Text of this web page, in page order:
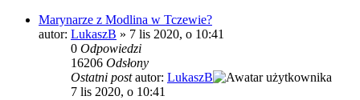
Marynarze z Modlina w Tczewie?
autor: LukaszB » 7 lis 2020, o 10:41
0 Odpowiedzi
16206 Odsłony
Ostatni postautor: LukaszB
7 lis 2020, o 10:41